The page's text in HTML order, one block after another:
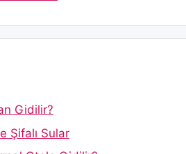
Gidilir?
Şifalı Sular